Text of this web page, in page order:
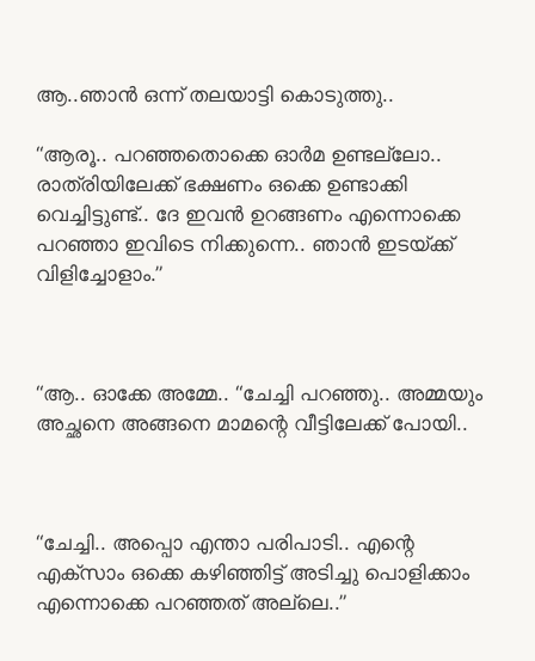
ആ..ഞാൻ ഒന്ന് തലയാട്ടി കൊടുത്തു..
“ആരൂ.. പറഞ്ഞതൊക്കെ ഓർമ ഉണ്ടല്ലോ..
രാത്രിയിലേക്ക് ഭക്ഷണം ഒക്കെ ഉണ്ടാക്കി
വെച്ചിട്ടുണ്ട്.. ദേ ഇവൻ ഉറങ്ങണം എന്നൊക്കെ
പറഞ്ഞാ ഇവിടെ നിക്കുന്നെ.. ഞാൻ ഇടയ്ക്ക്
വിളിച്ചോളാം.”
“ആ.. ഓക്കേ അമ്മേ.. “ചേച്ചി പറഞ്ഞു.. അമ്മയും
അച്ഛനെ അങ്ങനെ മാമന്റെ വീട്ടിലേക്ക് പോയി..
“ചേച്ചി.. അപ്പൊ എന്താ പരിപാടി.. എന്റെ
എക്സാം ഒക്കെ കഴിഞ്ഞിട്ട് അടിച്ചു പൊളിക്കാം
എന്നൊക്കെ പറഞ്ഞത് അല്ലെ..”